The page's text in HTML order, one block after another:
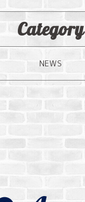
Category
NEWS